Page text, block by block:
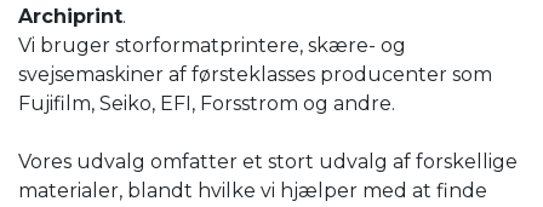
Archiprint.
Vi bruger storformatprintere, skære- og
svejsemaskiner af førsteklasses producenter som
Fujifilm, Seiko, EFI, Forsstrom og andre.
Vores udvalg omfatter et stort udvalg af forskellige
materialer, blandt hvilke vi hjælper med at finde